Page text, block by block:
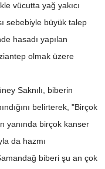
vücutta yağ yakıcı
sebebiyle büyük talep
hasadı yapılan
olmak üzere
Saknılı, biberin
belirterek, "Birçok
yanında birçok kanser
da hazmı
biberi şu an çok